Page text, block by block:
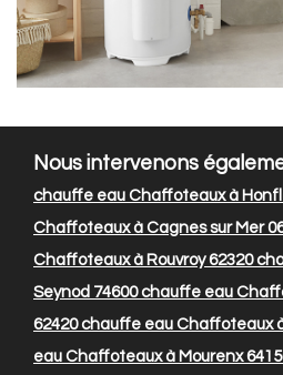
Nous intervenons
chauffe eau Chaffoteaux à
Chaffoteaux à Cagnes sur Mer
Chaffoteaux à Rouvroy 62320
Seynod 74600chauffe eau
62420chauffe eau Chaffoteaux
eau Chaffoteaux à Mourenx